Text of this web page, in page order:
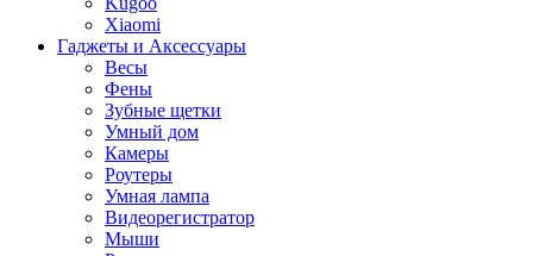
Xiaomi
Гаджеты и Аксессуары
Весы
Фены
Зубные щетки
Умный дом
Камеры
Роутеры
Умная лампа
Видеорегистратор
Мыши